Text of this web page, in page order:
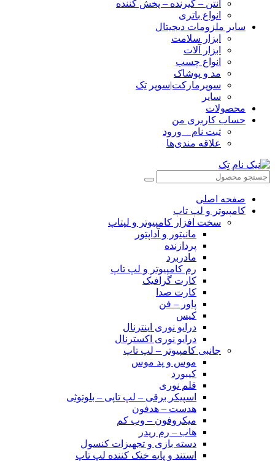
آنتن – گیرنده – پخش کننده
انواع باتری
سایر ملزومات دیجیتال
ابزار سلامت
ابزار آلات
انواع چسب
مد و پوشاک
سوپرمارکت|سوپر تِک
سایر
محصولات
حساب کاربری من
ثبت نام _ ورود
علاقه مندی‌ها
صفحه اصلی
کامپیوتر و‌‌‌‌‌ لپ تاپ
سخت افزار کامپیوتر و لپتاپ
مانیتور و آداپتور
پردازنده
مادربرد
رم کامپیوتر و لپ تاپ
کارت گرافیک
کارت صدا
پاور – فن
کیس
درایو نوری اینترنال
درایو نوری اکسترنال
جانبی کامپیوتر – لپ تاپ
موس و پد موس
کیبورد
قلم نوری
اسپیکر برقی – لپ تاپی – بلوتوثی
هدست – هدفون
میکروفون – وب کم
هاب – رم ریدر
دسته بازی و تجهیزات کنسول
استند و پایه خنک کننده لپ تاپ